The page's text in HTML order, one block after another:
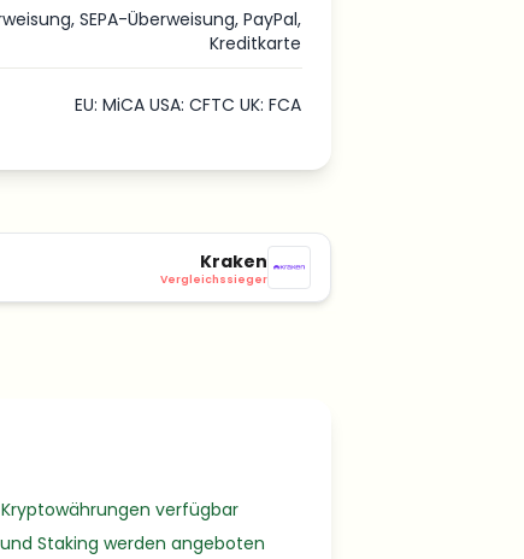
SEPA-Überweisung, PayPal,
Kreditkarte
EU: MiCA USA: CFTC UK: FCA
Kraken
Vergleichssieger
verfügbar
Staking werden angeboten